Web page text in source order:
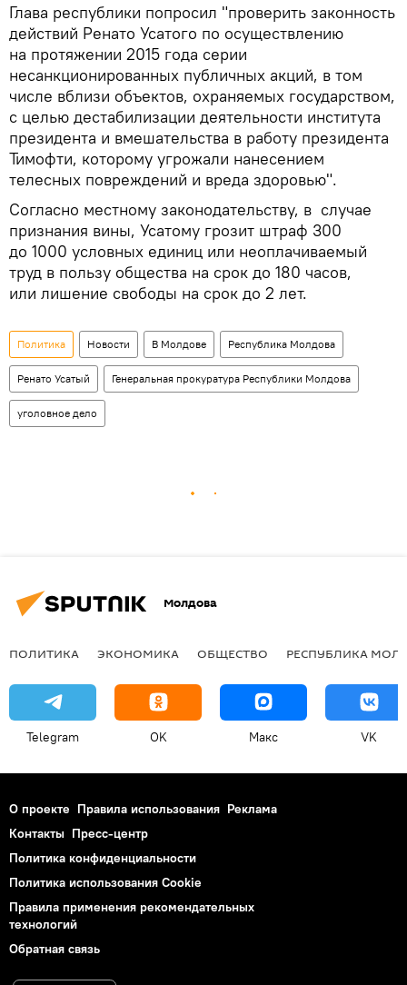
Глава республики попросил "проверить законность
действий Ренато Усатого по осуществлению
на протяжении 2015 года серии
несанкционированных публичных акций, в том
числе вблизи объектов, охраняемых государством,
с целью дестабилизации деятельности института
президента и вмешательства в работу президента
Тимофти, которому угрожали нанесением
телесных повреждений и вреда здоровью".
Согласно местному законодательству, в случае
признания вины, Усатому грозит штраф 300
до 1000 условных единиц или неоплачиваемый
труд в пользу общества на срок до 180 часов,
или лишение свободы на срок до 2 лет.
Политика Новости В Молдове Республика Молдова
Ренато Усатый Генеральная прокуратура Республики Молдова
уголовное дело
Молдова
ПОЛИТИКА ЭКОНОМИКА ОБЩЕСТВО РЕСПУБЛИКА
Telegram OK Макс VK
О проекте Правила использования Реклама
Контакты Пресс-центр
Политика конфиденциальности
Политика использования Cookie
Правила применения рекомендательных
технологий
Обратная связь